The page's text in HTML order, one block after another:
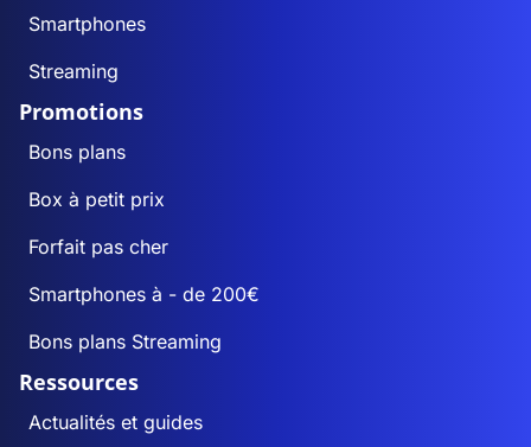
Smartphones
Streaming
Promotions
Bons plans
Box à petit prix
Forfait pas cher
Smartphones à - de 200€
Bons plans Streaming
Ressources
Actualités et guides